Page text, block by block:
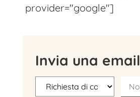
provider="google"]
Invia una email